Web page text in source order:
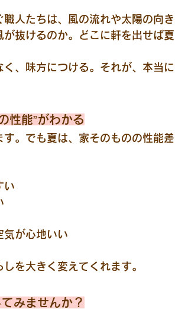
人たちは、風の流れや太陽の向き
抜けるのか。どこに軒を出せば
く、味方につける。それが、本当
性能”がわかる
。でも夏は、家そのものの性能
い
気が心地いい
を大きく変えてくれます。
みませんか？